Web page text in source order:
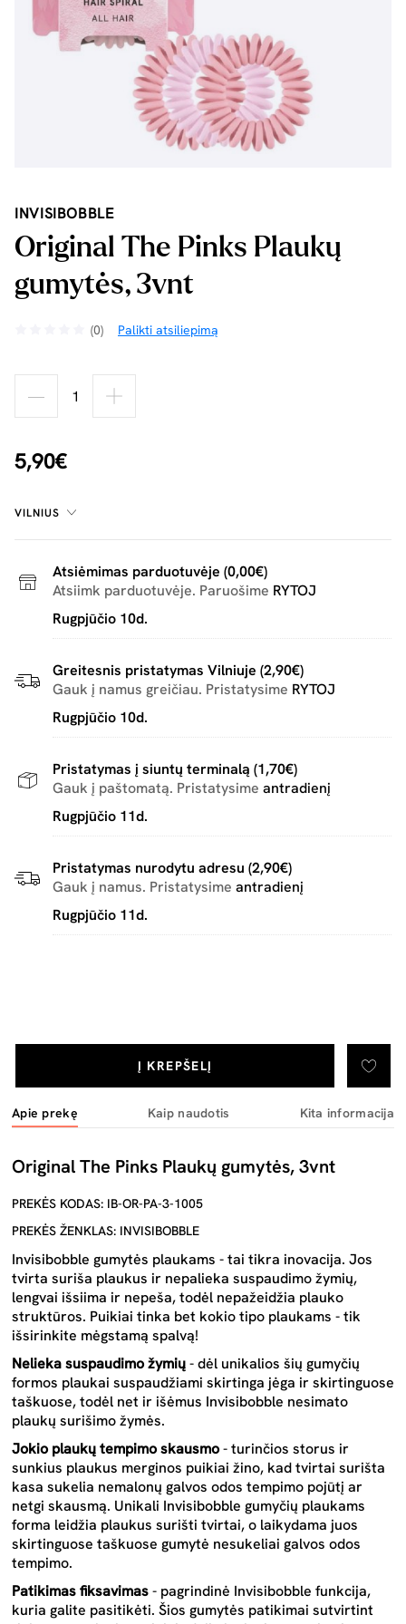
INVISIBOBBLE
Original The Pinks Plaukų
gumytės, 3vnt
(0) Palikti atsiliepimą
5,90€
Į KREPŠELĮ
VILNIUS
Atsiėmimas parduotuvėje (0,00€)
Atsiimk parduotuvėje. Paruošime RYTOJ
Rugpjūčio 10d.
Greitesnis pristatymas Vilniuje (2,90€)
Gauk į namus greičiau. Pristatysime RYTOJ
Rugpjūčio 10d.
Pristatymas į siuntų terminalą (1,70€)
Gauk į paštomatą. Pristatysime antradienį
Rugpjūčio 11d.
Pristatymas nurodytu adresu (2,90€)
Gauk į namus. Pristatysime antradienį
Rugpjūčio 11d.
Apie prekę Kaip naudotis Kita informacija
Original The Pinks Plaukų gumytės, 3vnt
PREKĖS KODAS: IB-OR-PA-3-1005
PREKĖS ŽENKLAS: INVISIBOBBLE
Invisibobble gumytės plaukams - tai tikra inovacija. Jos
tvirta suriša plaukus ir nepalieka suspaudimo žymių,
lengvai išsiima ir nepeša, todėl nepažeidžia plauko
struktūros. Puikiai tinka bet kokio tipo plaukams - tik
išsirinkite mėgstamą spalvą!
Nelieka suspaudimo žymių-dėl unikalios šių gumyčių
formos plaukai suspaudžiami skirtinga jėga ir skirtinguose
taškuose, todėl net ir išėmus Invisibobble nesimato
plaukų surišimo žymės.
Jokio plaukų tempimo skausmo-turinčios storus ir
sunkius plaukus merginos puikiai žino, kad tvirtai surišta
kasa sukelia nemalonų galvos odos tempimo pojūtį ar
netgi skausmą. Unikali Invisibobble gumyčių plaukams
forma leidžia plaukus surišti tvirtai, o laikydama juos
skirtinguose taškuose gumytė nesukeliai galvos odos
tempimo.
Patikimas fiksavimas- pagrindinė Invisibobble funkcija,
kuria galite pasitikėti. Šios gumytės patikimai sutvirtint